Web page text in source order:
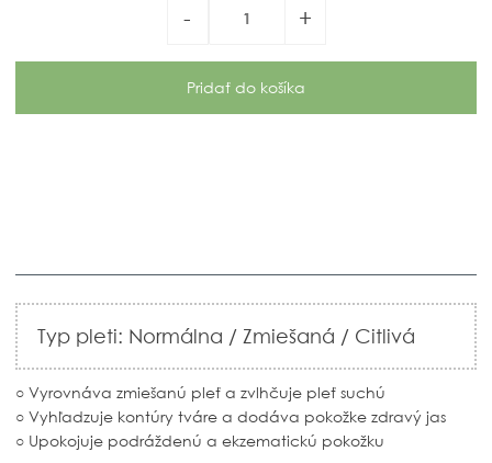
- +
Typ pleti: Normálna / Zmiešaná / Citlivá
○ Vyrovnáva zmiešanú pleť a zvlhčuje pleť suchú
○ Vyhľadzuje kontúry tváre a dodáva pokožke zdravý jas
○ Upokojuje podráždenú a ekzematickú pokožku